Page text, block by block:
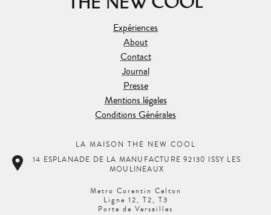
Expériences
About
Contact
Journal
Presse
Mentions légales
Conditions Générales
LA MAISON THE NEW COOL
14 ESPLANADE DE LA MANUFACTURE 92130 ISSY LES
MOULINEAUX
Metro Corentin Celton
Ligne 12, T2, T3
Porte de Versailles